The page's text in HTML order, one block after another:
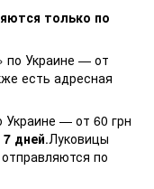
только по
по Украине — от
есть адресная
— от 60 грн
дней.Луковицы
по